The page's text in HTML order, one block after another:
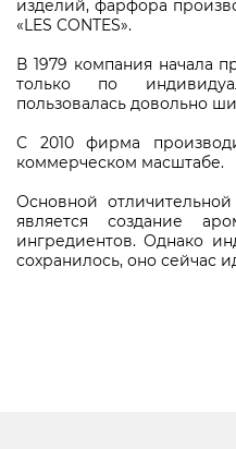
изделий, фарфора
«LES CONTES».
В 1979 компания начала
только по
пользовалась довольно
С 2010 фирма
коммерческом масштабе.
Основной
является создание
ингредиентов. Однако
сохранилось, оно сейчас